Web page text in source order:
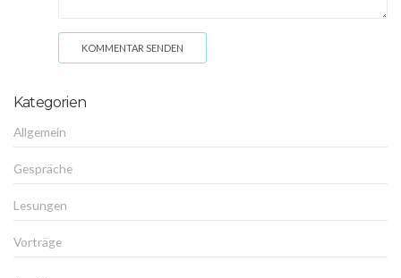
KOMMENTAR SENDEN
Kategorien
Allgemein
Gespräche
Lesungen
Vorträge